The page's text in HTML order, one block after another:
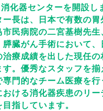
特色
化器センターを開設し
長は、日本で有数の胃
民病院の二宮基樹先生
臓がん手術において、
治療成績を出した現任
。優秀なスタッフを揃
専門的なチーム医療を行
ける消化器疾患のリー
指しています。